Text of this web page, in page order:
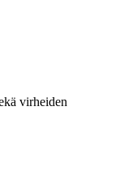
virheiden